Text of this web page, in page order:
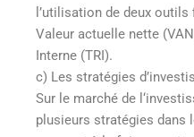
l’utilisation de deux
Valeur actuelle nette
Interne (TRI).
c) Les stratégies
Sur le marché de
plusieurs stratégies dans